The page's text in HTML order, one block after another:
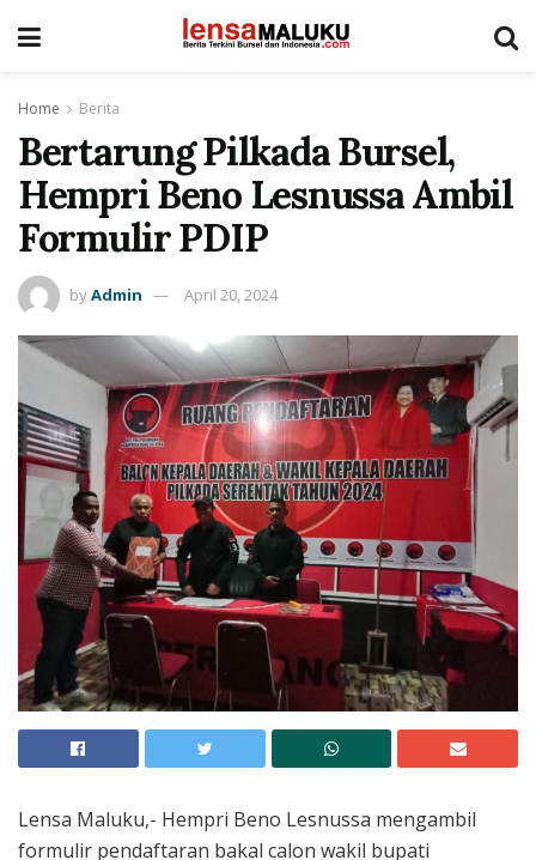
Home Berita
Bertarung Pilkada Bursel,
Hempri Beno Lesnussa Ambil
Formulir PDIP
byAdmin April 20, 2024
Lensa Maluku,- Hempri Beno Lesnussa mengambil
formulir pendaftaran bakal calon wakil bupati